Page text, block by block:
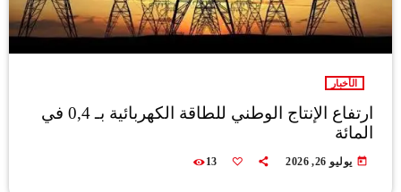
الأخبار
ارتفاع الإنتاج الوطني للطاقة الكهربائية بـ 0,4 في
المائة
today يوليو 26, 2026 13